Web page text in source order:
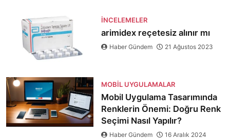
İNCELEMELER
arimidex reçetesiz alınır mı
Haber Gündem 21 Ağustos 2023
MOBIL UYGULAMALAR
Mobil Uygulama Tasarımında
Renklerin Önemi: Doğru Renk
Seçimi Nasıl Yapılır?
Haber Gündem 16 Aralık 2024